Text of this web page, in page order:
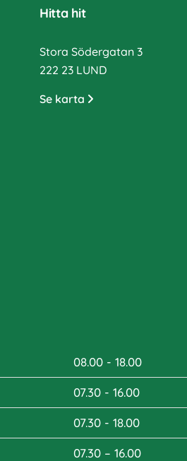
Hitta hit
Stora Södergatan 3
222 23 LUND
Se karta
08.00 - 18.00
07.30 - 16.00
07.30 - 18.00
07.30 – 16.00